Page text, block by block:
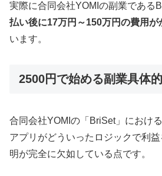
実際に合同会社YOMIの副業である
払い後に17万円～150万円の費用が
います。
2500円で始める副業具体
合同会社YOMIの「BriSet」におけ
アプリがどういったロジックで利
明が完全に欠如している点です。